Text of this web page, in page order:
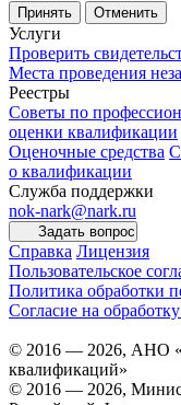
Принять Отменить
Услуги
Проверить
Места проведения
Реестры
Советы по
оценки квалификации
Оценочные средства
о квалификации
Служба поддержки
nok-nark@nark.ru
Задать вопрос
Справка Лицензия
Пользовательское
Политика обработки
Согласие на
© 2016 — 2026, АНО
квалификаций»
© 2016 — 2026,